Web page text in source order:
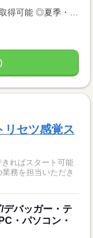
リセツ感覚ス
ればスタート可能
務を担当いただき
デバッガー・テ
・パソコン・